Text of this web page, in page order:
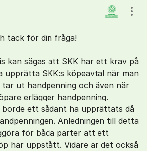
tack för din fråga!
kan sägas att SKK har ett krav på
upprätta SKK:s köpeavtal när man
tar ut handpenning och även när
erlägger handpenning.
borde ett sådant ha upprättats då
Anledningen till detta
för båda parter att ett
har uppstått. Vidare är det också